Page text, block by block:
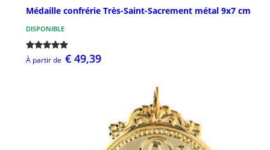
Médaille confrérie Très-Saint-Sacrement métal 9x7 cm
DISPONIBLE
À partir de € 49,39